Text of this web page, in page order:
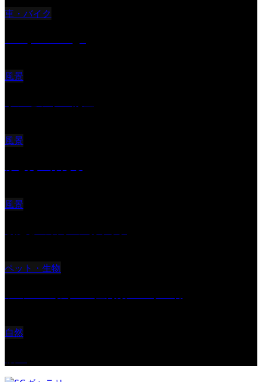
車・バイク
風景
風景
風景
ペット・生物
自然